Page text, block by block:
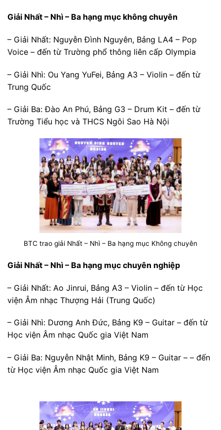
Giải Nhất – Nhì – Ba hạng mục không chuyên
– Giải Nhất: Nguyễn Đình Nguyên, Bảng LA4 – Pop
Voice – đến từ Trường phổ thông liên cấp Olympia
– Giải Nhì: Ou Yang YuFei, Bảng A3 – Violin – đến từ
Trung Quốc
– Giải Ba: Đào An Phú, Bảng G3 – Drum Kit – đến từ
Trường Tiểu học và THCS Ngôi Sao Hà Nội
BTC trao giải Nhất – Nhì – Ba hạng mục Không chuyên
Giải Nhất – Nhì – Ba hạng mục chuyên nghiệp
– Giải Nhất: Ao Jinrui, Bảng A3 – Violin – đến từ Học
viện Âm nhạc Thượng Hải (Trung Quốc)
– Giải Nhì: Dương Anh Đức, Bảng K9 – Guitar – đến từ
Học viện Âm nhạc Quốc gia Việt Nam
– Giải Ba: Nguyễn Nhật Minh, Bảng K9 – Guitar – – đến
từ Học viện Âm nhạc Quốc gia Việt Nam